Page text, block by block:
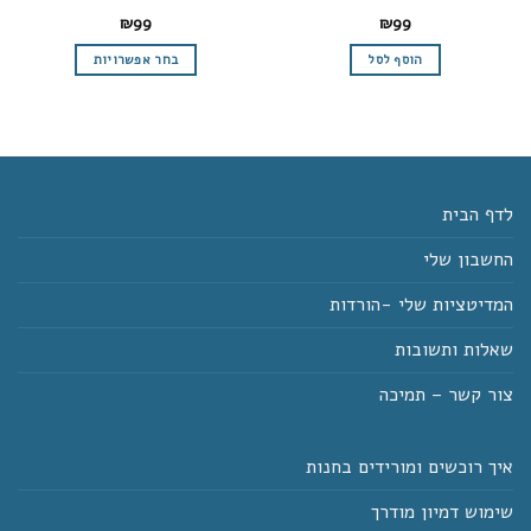
₪99
הוסף לסל
₪99
בחר אפשרויות
מספר
לדף הבית
החשבון שלי
המדיטציות שלי -הורדות
שאלות ותשובות
צור קשר – תמיכה
איך רוכשים ומורידים בחנות
שימוש דמיון מודרך